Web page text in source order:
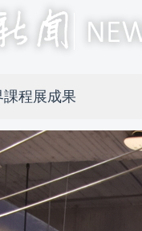
程展成果